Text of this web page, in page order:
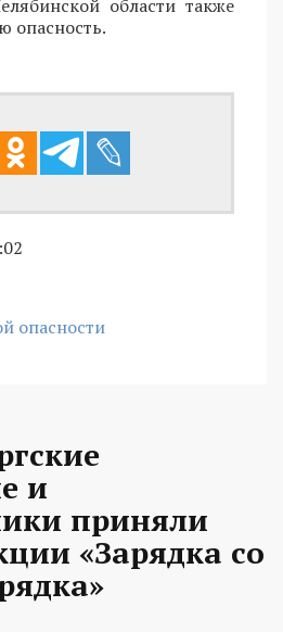
области также
опасность.
опасности
и
приняли
«Зарядка со